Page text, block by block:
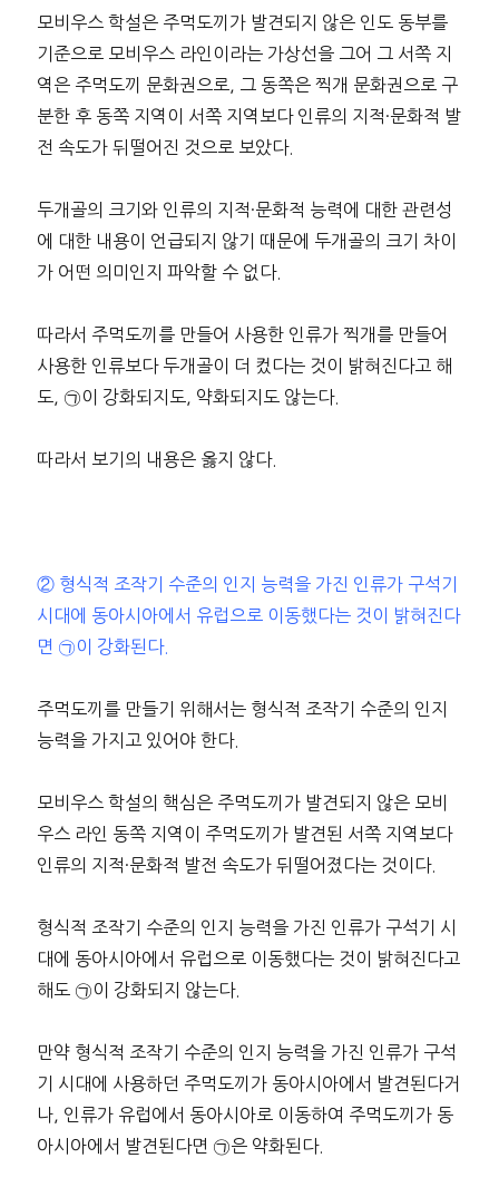
모비우스 학설은 주먹도끼가 발견되지 않은 인도 동부를
기준으로 모비우스 라인이라는 가상선을 그어 그 서쪽 지
역은 주먹도끼 문화권으로, 그 동쪽은 찍개 문화권으로 구
분한 후 동쪽 지역이 서쪽 지역보다 인류의 지적·문화적 발
전 속도가 뒤떨어진 것으로 보았다.
두개골의 크기와 인류의 지적·문화적 능력에 대한 관련성
에 대한 내용이 언급되지 않기 때문에 두개골의 크기 차이
가 어떤 의미인지 파악할 수 없다.
따라서 주먹도끼를 만들어 사용한 인류가 찍개를 만들어
사용한 인류보다 두개골이 더 컸다는 것이 밝혀진다고 해
도, ㉠이 강화되지도, 약화되지도 않는다.
따라서 보기의 내용은 옳지 않다.
② 형식적 조작기 수준의 인지 능력을 가진 인류가 구석기
시대에 동아시아에서 유럽으로 이동했다는 것이 밝혀진다
면 ㉠이 강화된다.
주먹도끼를 만들기 위해서는 형식적 조작기 수준의 인지
능력을 가지고 있어야 한다.
모비우스 학설의 핵심은 주먹도끼가 발견되지 않은 모비
우스 라인 동쪽 지역이 주먹도끼가 발견된 서쪽 지역보다
인류의 지적·문화적 발전 속도가 뒤떨어졌다는 것이다.
형식적 조작기 수준의 인지 능력을 가진 인류가 구석기 시
대에 동아시아에서 유럽으로 이동했다는 것이 밝혀진다고
해도 ㉠이 강화되지 않는다.
만약 형식적 조작기 수준의 인지 능력을 가진 인류가 구석
기 시대에 사용하던 주먹도끼가 동아시아에서 발견된다거
나, 인류가 유럽에서 동아시아로 이동하여 주먹도끼가 동
아시아에서 발견된다면 ㉠은 약화된다.